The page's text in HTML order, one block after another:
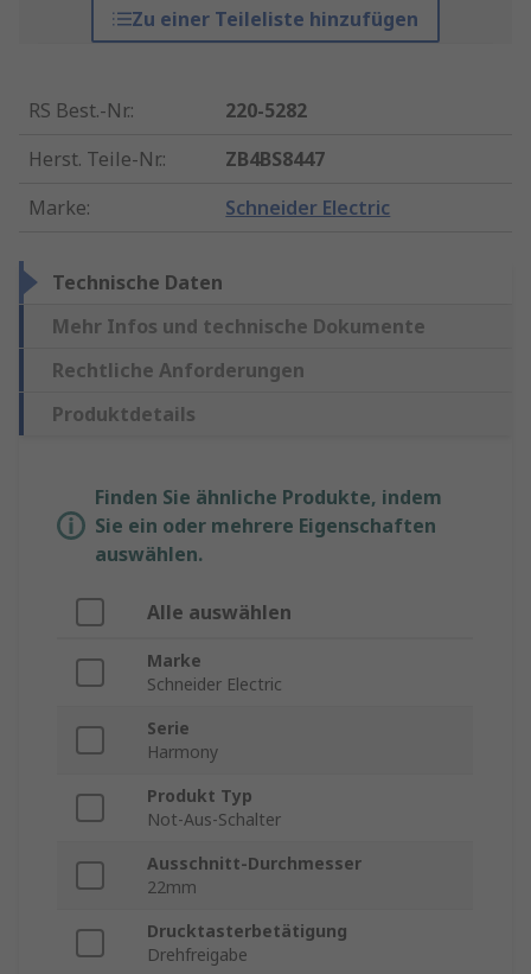
Zu einer Teileliste hinzufügen
RS Best.-Nr.:
220-5282
Herst. Teile-Nr.:
ZB4BS8447
Marke: Schneider Electric
Technische Daten
Mehr Infos und technische Dokumente
Rechtliche Anforderungen
Produktdetails
Finden Sie ähnliche Produkte, indem
Sie ein oder mehrere Eigenschaften
auswählen.
Alle auswählen
Marke
Schneider Electric
Serie
Harmony
Produkt Typ
Not-Aus-Schalter
Ausschnitt-Durchmesser
22mm
Drucktasterbetätigung
Drehfreigabe